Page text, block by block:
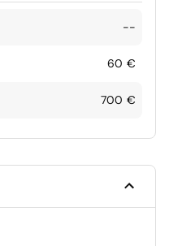
--
60 €
700 €